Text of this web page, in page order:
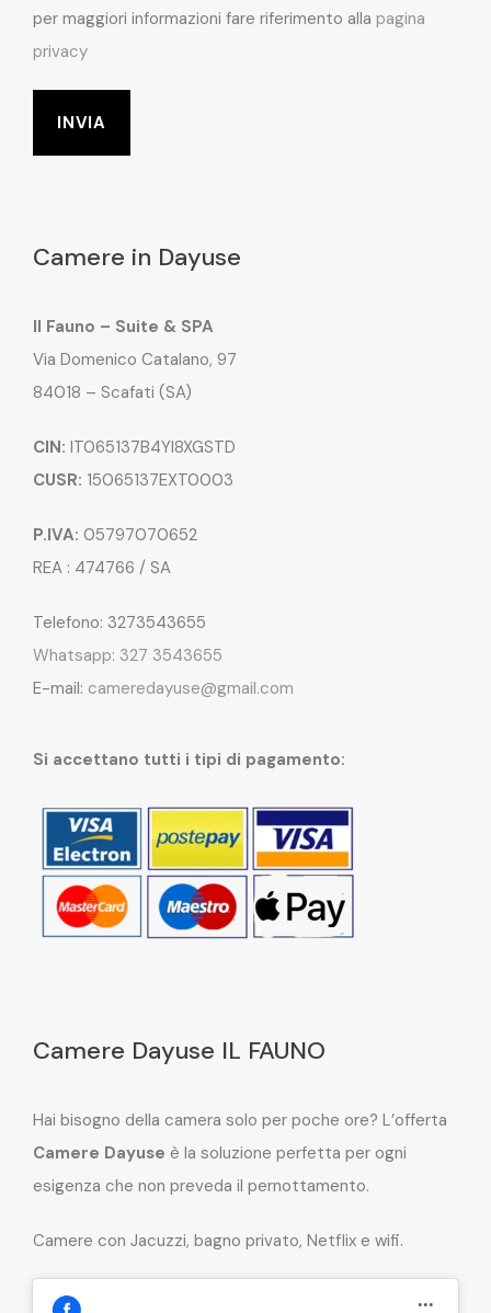
per maggiori informazioni fare riferimento alla pagina
privacy
Camere in Dayuse
Il Fauno – Suite & SPA
Via Domenico Catalano, 97
84018 – Scafati (SA)
CIN: IT065137B4YI8XGSTD
CUSR: 15065137EXT0003
P.IVA: 05797070652
REA : 474766 / SA
Telefono: 3273543655
Whatsapp: 327 3543655
E-mail: cameredayuse@gmail.com
Si accettano tutti i tipi di pagamento:
Camere Dayuse IL FAUNO
Hai bisogno della camera solo per poche ore? L’offerta
Camere Dayuse è la soluzione perfetta per ogni
esigenza che non preveda il pernottamento.
Camere con Jacuzzi, bagno privato, Netflix e wifi.